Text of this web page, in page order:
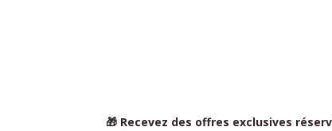
🎁 Recevez des offres exclusives